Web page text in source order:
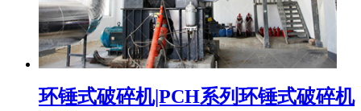
环锤式破碎机|PCH系列环锤式破碎机